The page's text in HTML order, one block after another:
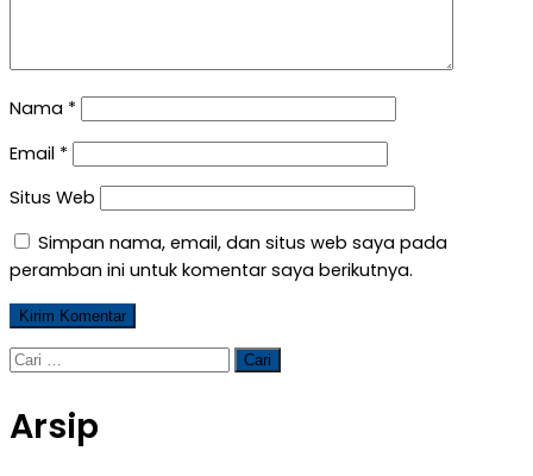
Nama *
Email *
Situs Web
Simpan nama, email, dan situs web saya pada
peramban ini untuk komentar saya berikutnya.
Cari
Arsip